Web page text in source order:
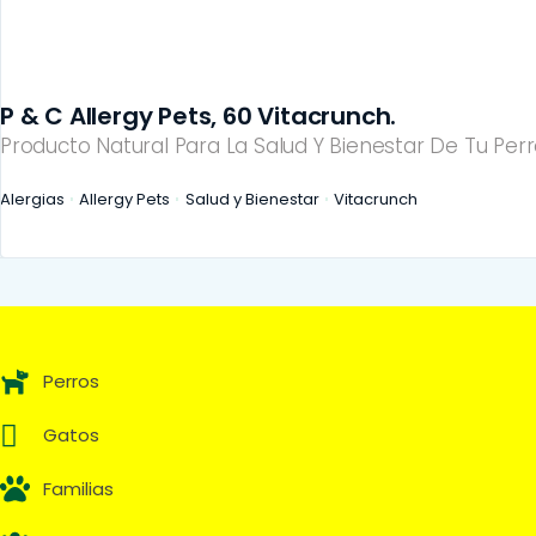
Producto Natural Para La Salud Y Bienestar De Tu
P & C Allergy Pets, 60 Vitacrunch.
Alergias Allergy Pets Salud y Bienestar Vitacrunch
Perros
Gatos
Familias